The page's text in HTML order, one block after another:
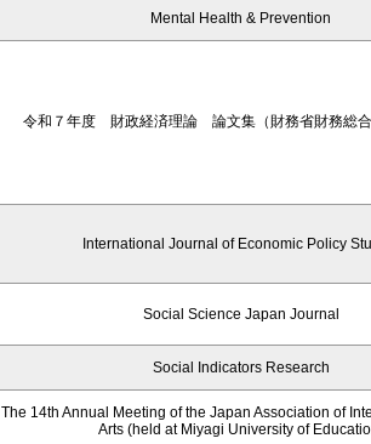
Mental Health & Prevention
令和７年度 財政経済理論 論文集（財務省財務総合
International Journal of Economic Policy
Social Science Japan Journal
Social Indicators Research
The 14th Annual Meeting of the Japan Association of
Arts (held at Miyagi University of